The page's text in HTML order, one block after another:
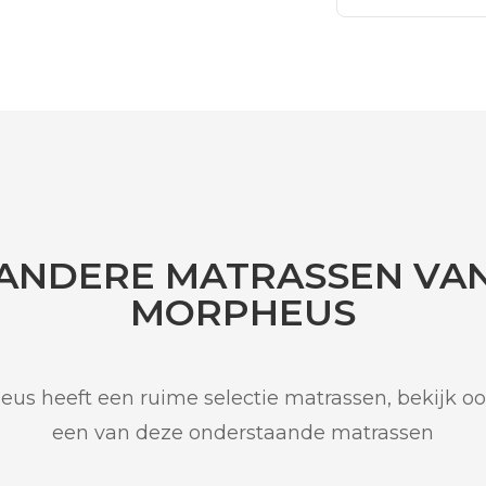
MATRASSEN
MORPHEUS
heeft een ruime selectie matrassen, bekijk
een van deze onderstaande matrassen